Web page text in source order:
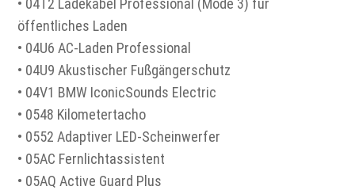
• 04T2 Ladekabel Professional (Mode 3) für
öffentliches Laden
• 04U6 AC-Laden Professional
• 04U9 Akustischer Fußgängerschutz
• 04V1 BMW IconicSounds Electric
• 0548 Kilometertacho
• 0552 Adaptiver LED-Scheinwerfer
• 05AC Fernlichtassistent
• 05AQ Active Guard Plus